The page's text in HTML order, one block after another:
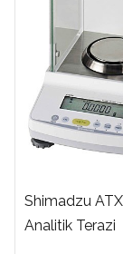
Shimadzu
Analitik Terazi